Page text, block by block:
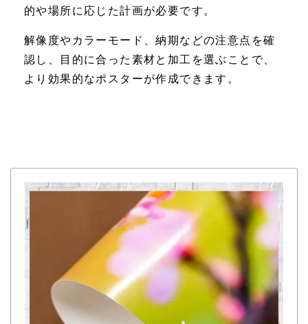
的や場所に応じた計画が必要です。
解像度やカラーモード、納期などの注意点を確
認し、目的に合った素材と加工を選ぶことで、
より効果的なポスターが作成できます。